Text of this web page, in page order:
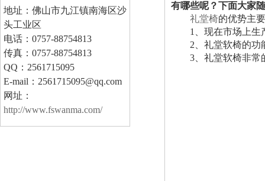
地址：佛山市九江镇南海区沙
头工业区
电话：0757-88754813
传真：0757-88754813
QQ：2561715095
E-mail：2561715095@qq.com
网址：
http://www.fswanma.com/
有哪些呢？下面大家
礼堂椅的优势主
1、现在市场上生产
2、礼堂软椅的功能
3、礼堂软椅非常的